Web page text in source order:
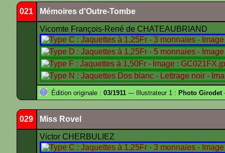
021 Mémoires d'Outre-Tombe
Vicomte François-René de CHATEAUBRIAND
Édition originale : 03/1911 --- Illustrateur 1 : Photo Girodet
029 Miss Rovel
Victor CHERBULIEZ